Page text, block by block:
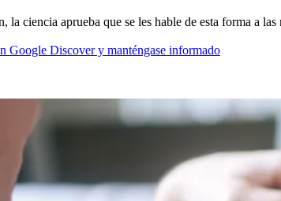
ciencia aprueba que se les hable de esta forma a las
Google Discover y manténgase informado